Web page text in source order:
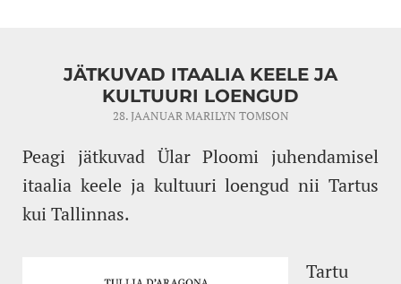
JÄTKUVAD ITAALIA KEELE JA
KULTUURI LOENGUD
28. JAANUARMARILYN TOMSON
Peagi jätkuvad Ülar Ploomi juhendamisel
itaalia keele ja kultuuri loengud nii Tartus
kui Tallinnas.
Tartu